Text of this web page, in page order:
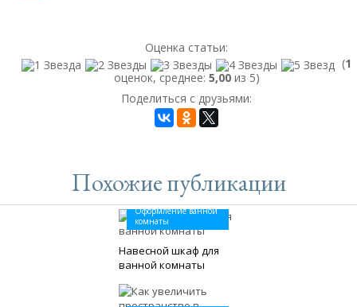
Оценка статьи:
(1
оценок, среднее: 5,00из 5)
Поделиться с друзьями:
Похожие публикации
Оформление ванной
комнаты
Навесной шкаф для
ванной комнаты